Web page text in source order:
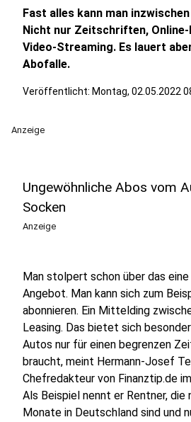
Fast alles kann man
Nicht nur Zeitschriften,
Video-Streaming. Es lauert
Abofalle.
Veröffentlicht: Montag, 02.05.2022
Anzeige
Ungewöhnliche Abos vom
Socken
Anzeige
Man stolpert schon über das
Angebot. Man kann sich zum
abonnieren. Ein Mittelding
Leasing. Das bietet sich
Autos nur für einen begrenzen
braucht, meint Hermann-Josef
Chefredakteur von Finanztip.de
Als Beispiel nennt er Rentner, die
Monate in Deutschland sind und